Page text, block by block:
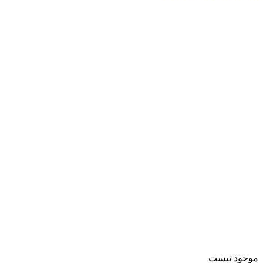
موجود نیست